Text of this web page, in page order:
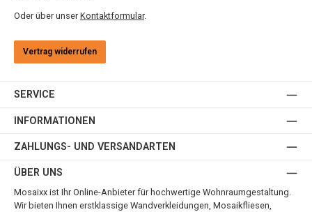
Oder über unser Kontaktformular.
Vertrag widerrufen
SERVICE
INFORMATIONEN
ZAHLUNGS- UND VERSANDARTEN
ÜBER UNS
Mosaixx ist Ihr Online-Anbieter für hochwertige Wohnraumgestaltung.
Wir bieten Ihnen erstklassige Wandverkleidungen, Mosaikfliesen,